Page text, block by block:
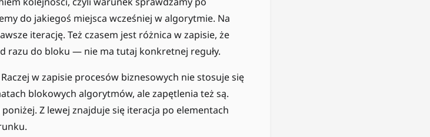
do jakiegoś miejsca wcześniej w algorytmie. Na
iterację. Też czasem jest różnica w zapisie, że
razu do bloku — nie ma tutaj konkretnej reguły.
w zapisie procesów biznesowych nie stosuje się
blokowych algorytmów, ale zapętlenia też są.
Z lewej znajduje się iteracja po elementach